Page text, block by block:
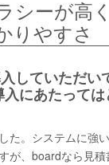
シーが高
りやすさ
していただい
にあたっては
た。システムに強
が、boardなら見